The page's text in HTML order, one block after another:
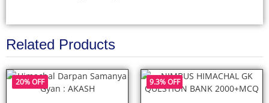
Related Products
20% OFF 9.3% OFF